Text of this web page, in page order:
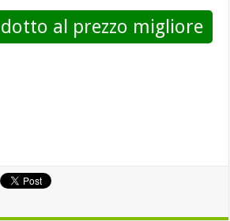
al prezzo migliore